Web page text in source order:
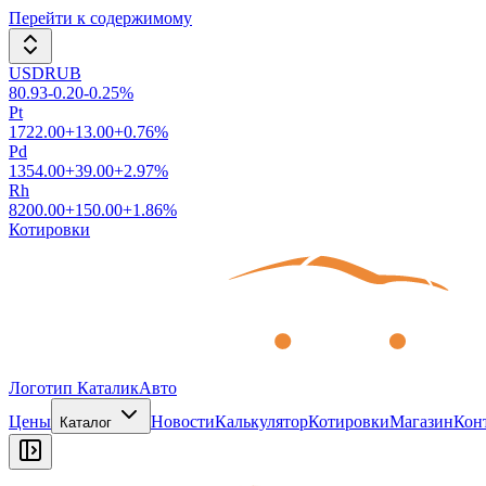
Перейти к содержимому
USDRUB
80.93-0.20-0.25%
Pt
1722.00+13.00+0.76%
Pd
1354.00+39.00+2.97%
Rh
8200.00+150.00+1.86%
Котировки
Логотип КаталикАвто
Цены
Каталог НовостиКалькуляторКотировкиМагазин